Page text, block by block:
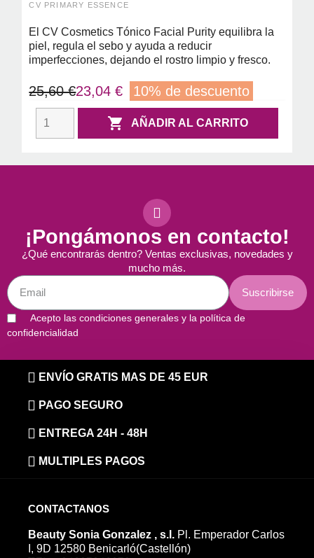
CV PRIMARY ESSENCE
El CV Cosmetics Tónico Facial Purity equilibra la
piel, regula el sebo y ayuda a reducir
imperfecciones, dejando el rostro limpio y fresco.
25,60 €23,04 € 10% de descuento
 AÑADIR AL CARRITO
¡Pongámonos en contacto!
¿Qué encontrarás dentro? Ventas exclusivas, novedades y
mucho más.
Suscribirse
Acepto las condiciones generales y la política de
confidencialidad
ENVÍO GRATIS MAS DE 45 EUR
PAGO SEGURO
ENTREGA 24H - 48H
MULTIPLES PAGOS
CONTACTANOS
Beauty Sonia Gonzalez , s.l. Pl. Emperador Carlos
I, 9D 12580 Benicarló(Castellón)